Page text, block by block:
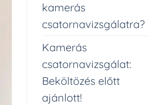
kamerás
csatornavizsgálatra?
Kamerás
csatornavizsgálat:
Beköltözés előtt
ajánlott!